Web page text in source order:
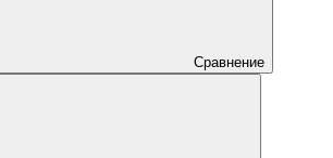
Сравнение